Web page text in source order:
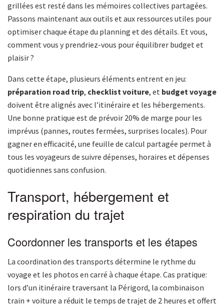
grillées est resté dans les mémoires collectives partagées.
Passons maintenant aux outils et aux ressources utiles pour
optimiser chaque étape du planning et des détails. Et vous,
comment vous y prendriez-vous pour équilibrer budget et
plaisir ?
Dans cette étape, plusieurs éléments entrent en jeu:
préparation road trip, checklist voiture, et budget voyage
doivent être alignés avec l’itinéraire et les hébergements.
Une bonne pratique est de prévoir 20% de marge pour les
imprévus (pannes, routes fermées, surprises locales). Pour
gagner en efficacité, une feuille de calcul partagée permet à
tous les voyageurs de suivre dépenses, horaires et dépenses
quotidiennes sans confusion.
Transport, hébergement et
respiration du trajet
Coordonner les transports et les étapes
La coordination des transports détermine le rythme du
voyage et les photos en carré à chaque étape. Cas pratique:
lors d’un itinéraire traversant la Périgord, la combinaison
train + voiture a réduit le temps de trajet de 2 heures et offert